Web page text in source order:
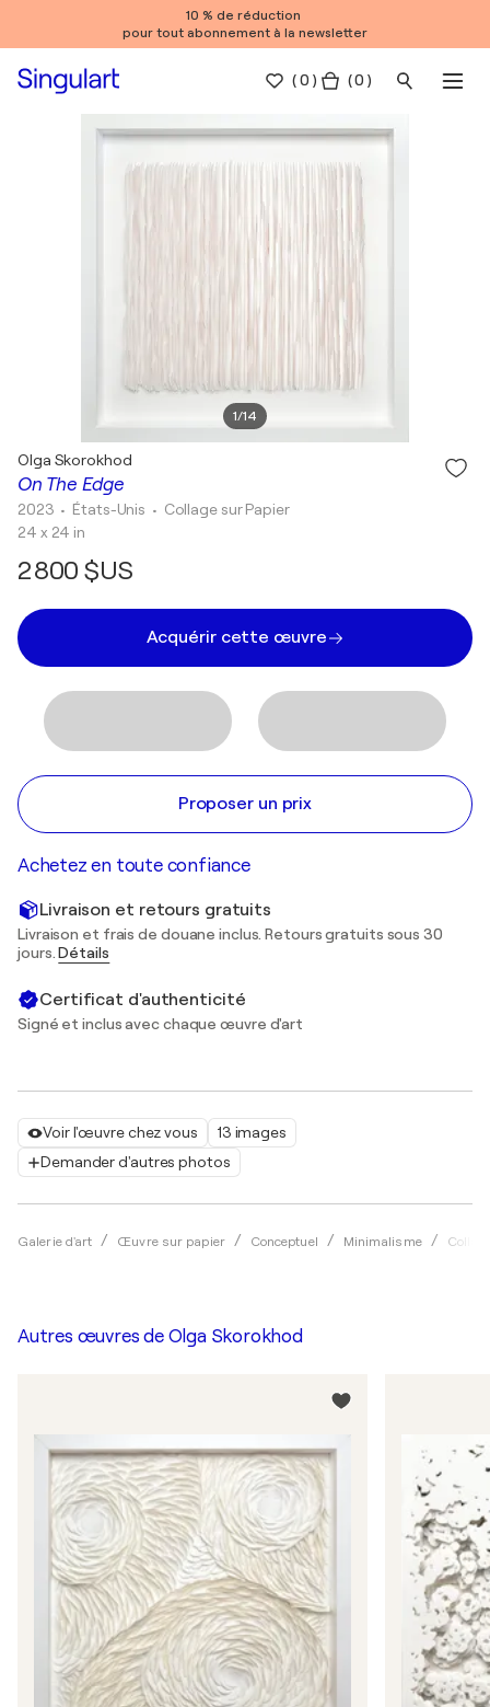
10 % de réduction
pour tout abonnement à la newsletter
(0 ) ( 0 )
1/14
Voir l'œuvre chez vous
13 images
Demander d'autres photos
Galerie d'art Œuvre sur papier Conceptuel Minimalisme
On The Edge
Olga Skorokhod
2023 • États-Unis • Collage sur Papier
24 x 24 in
2 800 $US
Acquérir cette œuvre
Proposer un prix
Achetez en toute confiance
Livraison et retours gratuits
Livraison et frais de douane inclus. Retours gratuits sous 30
jours.Détails
Certificat d'authenticité
Signé et inclus avec chaque œuvre d'art
Autres œuvres de Olga Skorokhod